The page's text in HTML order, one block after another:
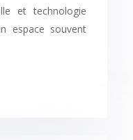
et technologie
espace souvent